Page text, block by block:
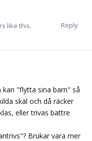
Reply
like this.
"flytta sina barn" så
skäl och då räcker
eller trivas bättre
Brukar vara mer